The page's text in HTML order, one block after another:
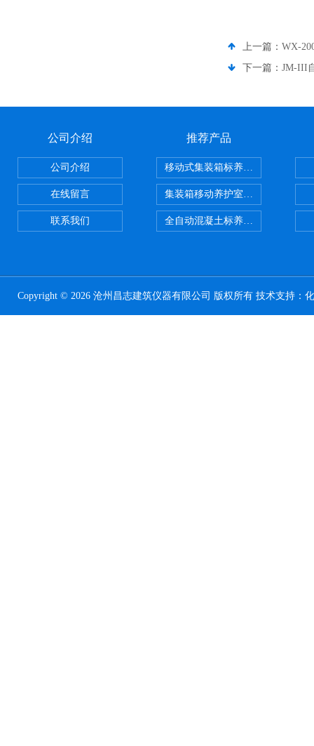
上一篇： WX-
下一篇： JM-III
公司介绍
公司介绍
在线留言
联系我们
推荐产品
移动式集装箱标养室 养护室设备
集装箱移动养护室 标养室
全自动混凝土标养室恒温恒湿设备
Copyright © 2026 沧州昌志建筑仪器有限公司 版权所有 技术支持：